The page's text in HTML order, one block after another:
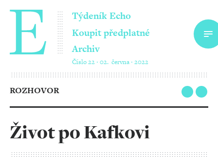
Týdeník Echo
Koupit předplatné
Archiv
Číslo 22 ‧ 02. června ‧ 2022
ROZHOVOR
Život po Kafkovi